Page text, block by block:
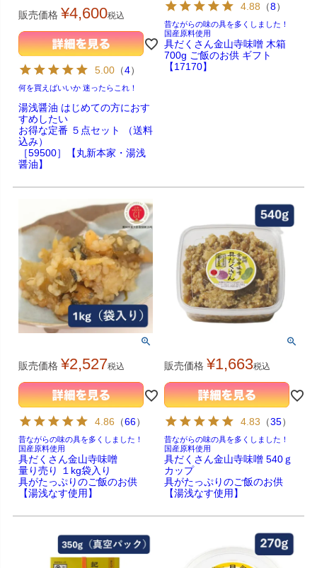
販売価格 ¥4,600税込
5.00 （4）
何を買えばいいか 迷ったらこれ！
湯浅醤油 はじめての方におす
すめしたい
お得な定番 ５点セット （送料
込み）
［59500］【丸新本家・湯浅
醤油】
4.88 （8）
昔ながらの味の具を多くしました！
国産原料使用
具だくさん金山寺味噌 木箱
700g ご飯のお供 ギフト
【17170】
販売価格 ¥2,527税込
4.86 （66）
昔ながらの味の具を多くしました！
国産原料使用
具だくさん金山寺味噌
量り売り １kg袋入り
具がたっぷりのご飯のお供
【湯浅なす使用】
販売価格 ¥1,663税込
4.83 （35）
昔ながらの味の具を多くしました！
国産原料使用
具だくさん金山寺味噌 540ｇ
カップ
具がたっぷりのご飯のお供
【湯浅なす使用】